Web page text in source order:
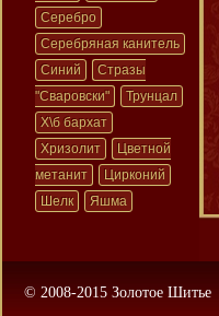
Серебро
Серебряная канитель
Синий
Стразы
"Сваровски"
Трунцал
Х\б бархат
Хризолит
Цветной
метанит
Цирконий
Шелк
Яшма
© 2008-2015 Золотое Шитье